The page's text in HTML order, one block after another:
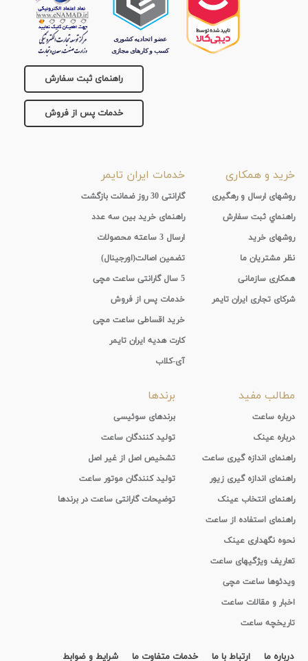
راهنمای ثبت سفارش
خدمات پس از فروش
خرید و همکاری
روشهای ارسال و رهگیری
راهنماي ثبت سفارش
روشهای خرید
نظر مشتریان ما
همکاری سازمانی
شرکای تجاری ایران تایمر
خدمات ایران تایمر
گارانتی 30 روز ضمانت بازگشت
راهنمای خرید بین سه عدد
ارسال 3 ساعته محصولات
تضمین اصالت(اورجینال)
5 سال گارانتی ساعت مچی
خدمات پس از فروش
خرید اقساطی ساعت مچی
کارت هدیه ایران تایمر
آی-کلاب
مطالب مفید
درباره ساعت
درباره عینک
راهنمای اندازه گیری ساعت
راهنمای اندازه گیری زیور
راهنمای انتخاب عینک
راهنمای استفاده از ساعت
نحوه نگهداری عینک
تعاریف ویژگیهای ساعت
ویدئوها ساعت مچی
اخبار و مقالات ساعت
تاریخچه ساعت
برندها
برندهای سوئیسی
تولید کنندگان ساعت
تشخیص اصل از غیر اصل
تولید کنندگان موتور ساعت
توضیحات گارانتی ساعت در برندها
درباره ما ارتباط با ما خدمات متفاوت ما شرایط و ضوابط